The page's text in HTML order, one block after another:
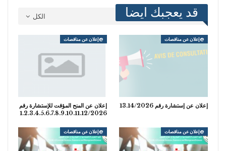
الكل قد يعجبك ايضا
@إعلان عن مناقصات
إعلان عن إستشارة رقم 13.14/2026
@إعلان عن مناقصات
إعلان عن المنح المؤقت للإستشارة رقم
1.2.3.4.5.6.7.8.9.10.11.12/2026
@إعلان عن مناقصات @إعلان عن مناقصات